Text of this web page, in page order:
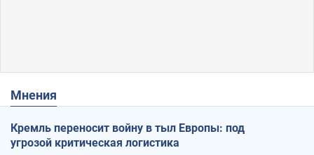
Мнения
Кремль переносит войну в тыл Европы: под
угрозой критическая логистика